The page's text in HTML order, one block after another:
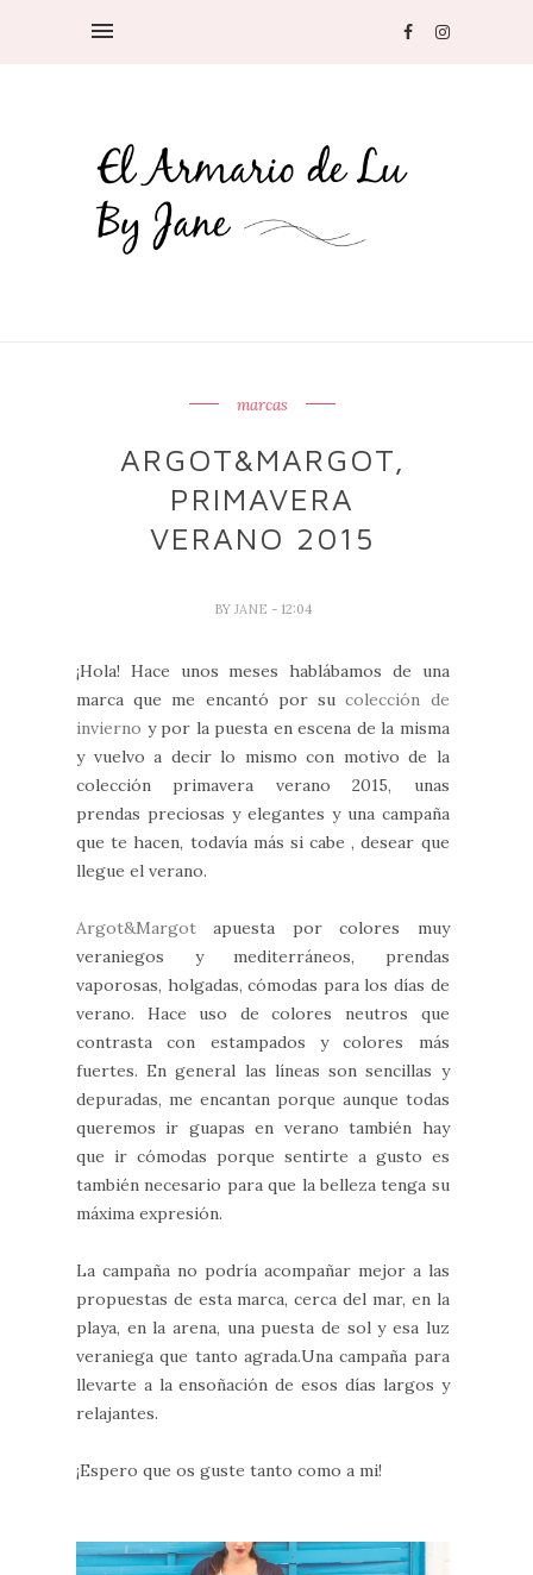
marcas
ARGOT&MARGOT,
PRIMAVERA
VERANO 2015
BY JANE - 12:04
¡Hola! Hace unos meses hablábamos de una
marca que me encantó por sucolección de
invierno y por la puesta en escena de la misma
y vuelvo a decir lo mismo con motivo de la
colección primavera verano 2015, unas
prendas preciosas y elegantes y una campaña
que te hacen, todavía más si cabe , desear que
llegue el verano.
Argot&Margotapuesta por colores muy
veraniegos y mediterráneos, prendas
vaporosas, holgadas, cómodas para los días de
verano. Hace uso de colores neutros que
contrasta con estampados y colores más
fuertes. En general las líneas son sencillas y
depuradas, me encantan porque aunque todas
queremos ir guapas en verano también hay
que ir cómodas porque sentirte a gusto es
también necesario para que la belleza tenga su
máxima expresión.
La campaña no podría acompañar mejor a las
propuestas de esta marca, cerca del mar, en la
playa, en la arena, una puesta de sol y esa luz
veraniega que tanto agrada.Una campaña para
llevarte a la ensoñación de esos días largos y
relajantes.
¡Espero que os guste tanto como a mi!